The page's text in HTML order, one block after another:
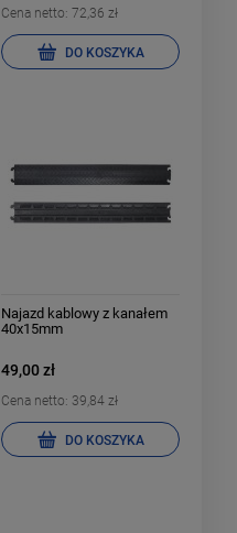
Cena netto: 72,36 zł
DO KOSZYKA
Najazd kablowy z kanałem
40x15mm
49,00 zł
Cena netto: 39,84 zł
DO KOSZYKA